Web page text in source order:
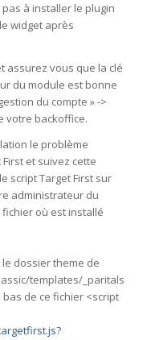
à installer le plugin
widget après
assurez vous que la clé
du module est bonne
du compte » ->
votre backoffice.
le problème
et suivez cette
script Target First sur
administrateur du
où est installé
dossier theme de
templates/_paritals
de ce fichier <script